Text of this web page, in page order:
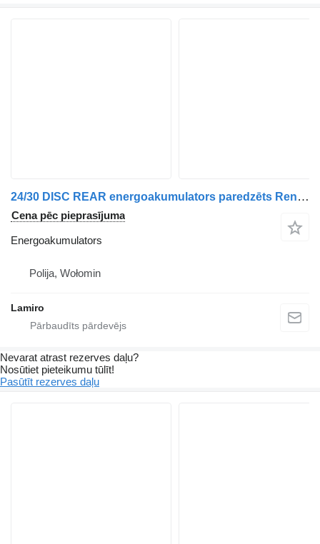
24/30 DISC REAR energoakumulators paredzēts Renault Volvo kravas automašīnas
Cena pēc pieprasījuma
Energoakumulators
Polija, Wołomin
Lamiro
Nevarat atrast rezerves daļu?
Nosūtiet pieteikumu tūlīt!
Pasūtīt rezerves daļu